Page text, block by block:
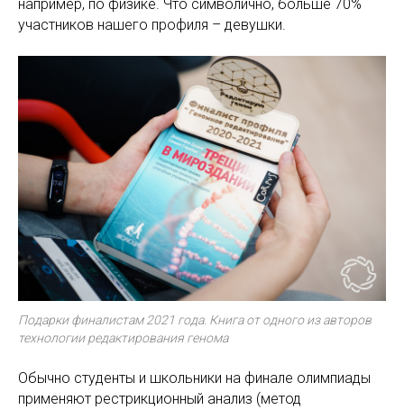
например, по физике. Что символично, больше 70%
участников нашего профиля – девушки.
Подарки финалистам 2021 года. Книга от одного из авторов
технологии редактирования генома
Обычно студенты и школьники на финале олимпиады
применяют рестрикционный анализ (метод